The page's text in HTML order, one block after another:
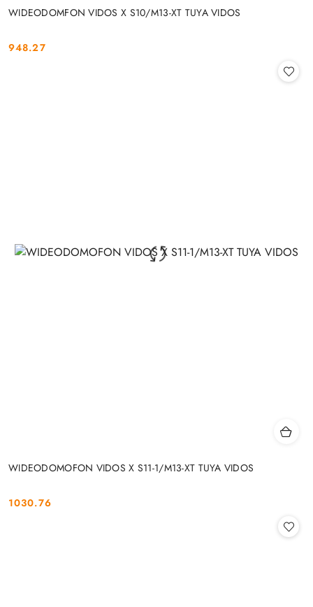
WIDEODOMFON VIDOS X S10/M13-XT TUYA VIDOS
Cena:
948.27
WIDEODOMOFON VIDOS X S11-1/M13-XT TUYA VIDOS
Cena:
1030.76